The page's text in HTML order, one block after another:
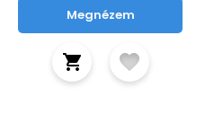
Megnézem